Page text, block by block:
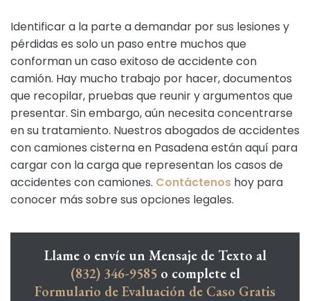
Identificar a la parte a demandar por sus lesiones y
pérdidas es solo un paso entre muchos que
conforman un caso exitoso de accidente con
camión. Hay mucho trabajo por hacer, documentos
que recopilar, pruebas que reunir y argumentos que
presentar. Sin embargo, aún necesita concentrarse
en su tratamiento. Nuestros abogados de accidentes
con camiones cisterna en Pasadena están aquí para
cargar con la carga que representan los casos de
accidentes con camiones. Contáctenos hoy para
conocer más sobre sus opciones legales.
Llame o envíe un Mensaje de Texto al
(832) 346-9585o complete el
Formulario de Evaluación de Caso Gratis